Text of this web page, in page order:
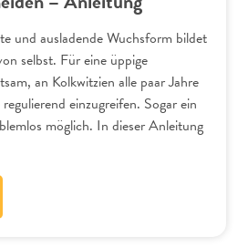
und ausladende Wuchsform bildet
selbst. Für eine üppige
an Kolkwitzien alle paar Jahre
einzugreifen. Sogar ein
möglich. In dieser Anleitung